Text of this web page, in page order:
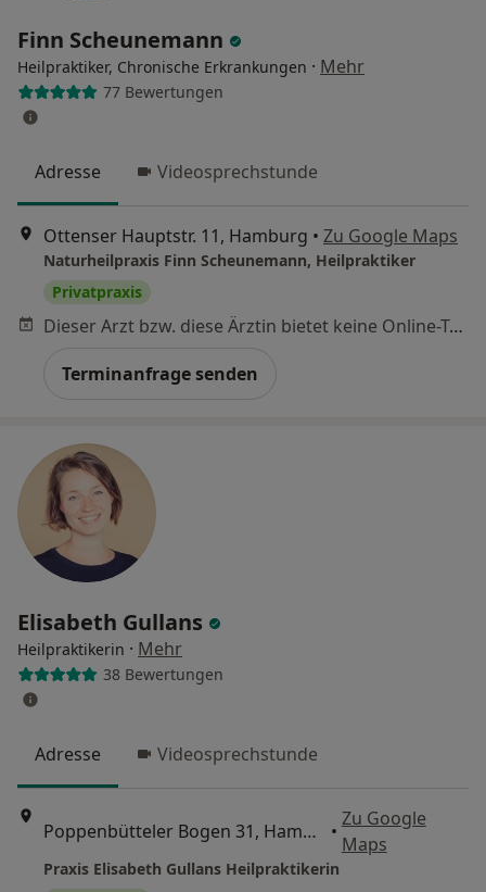
Finn Scheunemann
Heilpraktiker, Chronische Erkrankungen · Mehr
77 Bewertungen
Adresse Videosprechstunde
Ottenser Hauptstr. 11, Hamburg • Zu Google Maps
Naturheilpraxis Finn Scheunemann, Heilpraktiker
Privatpraxis
Dieser Arzt bzw. diese Ärztin bietet keine Online-Terminbuchung an diesem Standort an.
Terminanfrage senden
Elisabeth Gullans
Heilpraktikerin · Mehr
38 Bewertungen
Adresse Videosprechstunde
Poppenbütteler Bogen 31, Hamburg •
Zu Google
Maps
Praxis Elisabeth Gullans Heilpraktikerin